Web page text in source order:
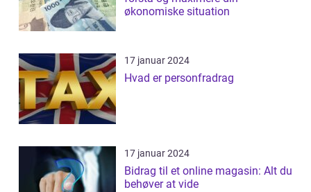
økonomiske situation
17 januar 2024
Hvad er personfradrag
17 januar 2024
Bidrag til et online magasin: Alt du
behøver at vide